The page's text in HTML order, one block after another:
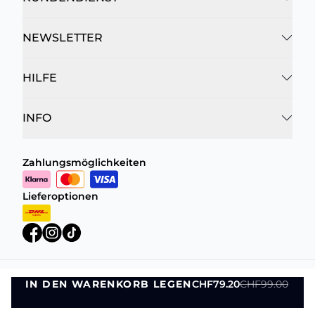
IN DEN WARENKORB LEGENCHF79.20CHF99.00
IN DEN WARENKORB LEGEN
NEWSLETTER
HILFE
INFO
Zahlungsmöglichkeiten
Lieferoptionen
Datenschutzrichtlinie Geschäftsbedingungen
©DK Company Online AG 2026